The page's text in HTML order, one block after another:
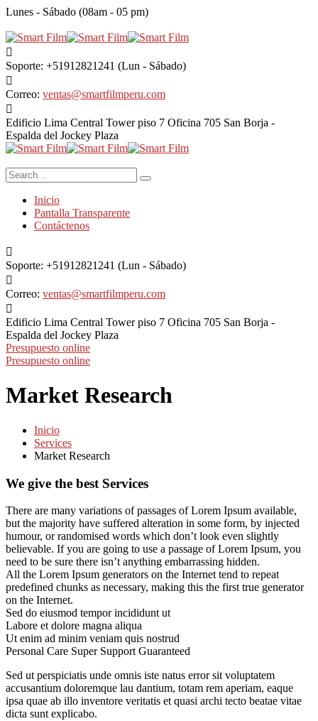
Lunes - Sábado (08am - 05 pm)
Soporte: +51912821241 (Lun - Sábado)
Correo: ventas@smartfilmperu.com
Edificio Lima Central Tower piso 7 Oficina 705 San Borja -
Espalda del Jockey Plaza
Inicio
Pantalla Transparente
Contáctenos
Soporte: +51912821241 (Lun - Sábado)
Correo: ventas@smartfilmperu.com
Edificio Lima Central Tower piso 7 Oficina 705 San Borja -
Espalda del Jockey Plaza
Presupuesto online
Presupuesto online
Market Research
Inicio
Services
Market Research
We give the best Services
There are many variations of passages of Lorem Ipsum available,
but the majority have suffered alteration in some form, by injected
humour, or randomised words which don’t look even slightly
believable. If you are going to use a passage of Lorem Ipsum, you
need to be sure there isn’t anything embarrassing hidden.
All the Lorem Ipsum generators on the Internet tend to repeat
predefined chunks as necessary, making this the first true generator
on the Internet.
Sed do eiusmod tempor incididunt ut
Labore et dolore magna aliqua
Ut enim ad minim veniam quis nostrud
Personal Care Super Support Guaranteed
Sed ut perspiciatis unde omnis iste natus error sit voluptatem
accusantium doloremque lau dantium, totam rem aperiam, eaque
ipsa quae ab illo inventore veritatis et quasi archi tecto beatae vitae
dicta sunt explicabo.